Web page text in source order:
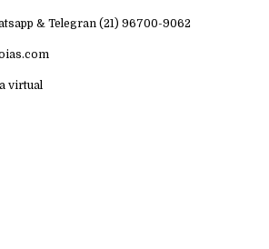
& Telegran (21) 96700-9062
virtual